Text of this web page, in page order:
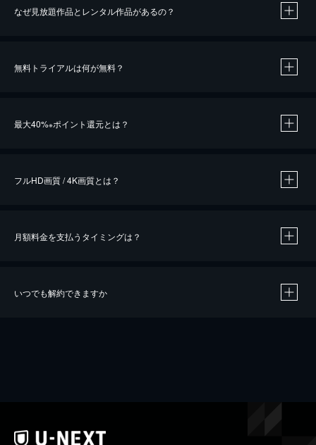
なぜ見放題作品とレンタル作品があるの？
無料トライアルは何が無料？
最大40%※ポイント還元とは？
※40％ポイント還元の対象は、クレジットカード決済による作品の購入 / レンタルです。
フルHD画質 / 4K画質とは？
月額料金を支払うタイミングは？
いつでも解約できますか